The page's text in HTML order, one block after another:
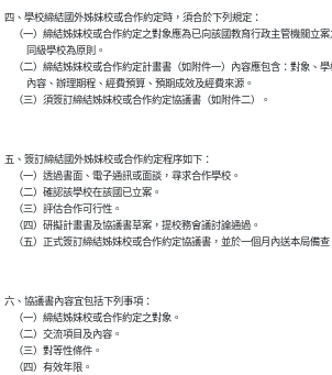
四、學校締結國外姊妹校或合作約定時，須合於下列規定：
（一）締結姊妹校或合作約定之對象應為已向該國教育行政主管機關立
          同級學校為原則。
（二）締結姊妹校或合作約定計畫書（如附件一）內容應包含：對象、
          內容、辦理期程、經費預算、預期成效及經費來源。
五、簽訂締結國外姊妹校或合作約定程序如下：
    （一）透過書面、電子通訊或面談，尋求合作學校。
    （二）確認該學校在該國已立案。
    （三）評估合作可行性。
    （四）研擬計畫書及協議書草案，提校務會議討論通過。
六、協議書內容宜包括下列事項：
    （一）締結姊妹校或合作約定之對象。
    （二）交流項目及內容。
    （三）對等性條件。
    （四）有效年限。